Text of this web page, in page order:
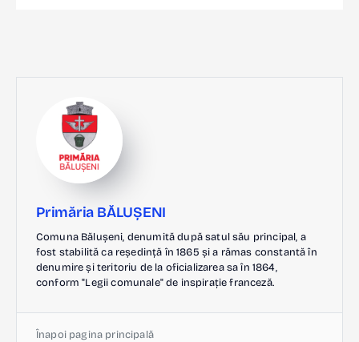
Primăria BĂLUȘENI
Comuna Bălușeni, denumită după satul său principal, a
fost stabilită ca reședință în 1865 și a rămas constantă în
denumire și teritoriu de la oficializarea sa în 1864,
conform "Legii comunale" de inspirație franceză.
Înapoi pagina principală